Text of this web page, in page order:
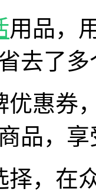
用品，
去了
优惠券
品，
择，在